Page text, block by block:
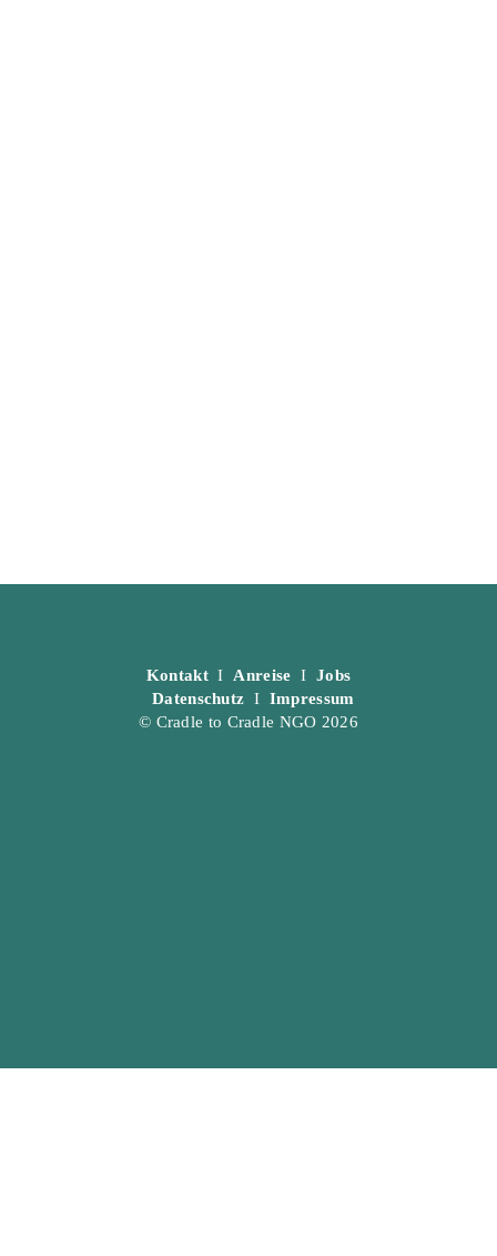
KontaktI Anreise I Jobs
Datenschutz I Impressum
© Cradle to Cradle NGO 2026